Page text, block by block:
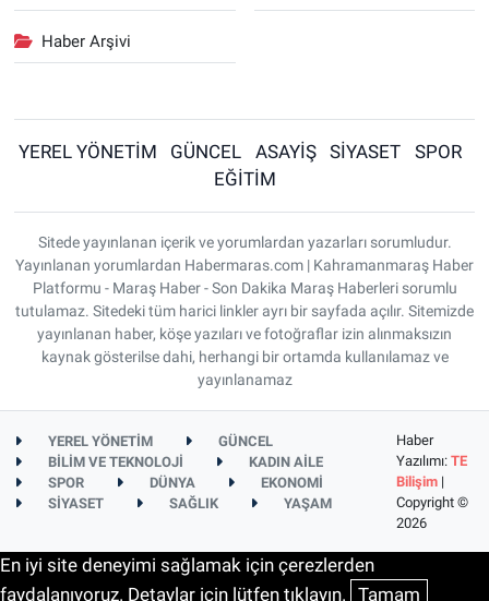
Haber Arşivi
YEREL YÖNETİM GÜNCEL ASAYİŞ SİYASET
SPOR
EĞİTİM
Sitede yayınlanan içerik ve yorumlardan yazarları sorumludur.
Yayınlanan yorumlardan Habermaras.com | Kahramanmaraş Haber
Platformu - Maraş Haber - Son Dakika Maraş Haberleri sorumlu
tutulamaz. Sitedeki tüm harici linkler ayrı bir sayfada açılır. Sitemizde
yayınlanan haber, köşe yazıları ve fotoğraflar izin alınmaksızın
kaynak gösterilse dahi, herhangi bir ortamda kullanılamaz ve
yayınlanamaz
YEREL YÖNETİM
GÜNCEL
BİLİM VE TEKNOLOJİ
KADIN AİLE
SPOR
DÜNYA
EKONOMİ
SİYASET
SAĞLIK YAŞAM
Haber
Yazılımı: TE
Bilişim|
Copyright ©
2026
En iyi site deneyimi sağlamak için çerezlerden
faydalanıyoruz. Detaylar için lütfen tıklayın. Tamam